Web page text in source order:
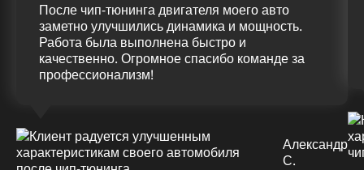
После чип-тюнинга двигателя моего авто
заметно улучшились динамика и мощность.
Работа была выполнена быстро и
качественно. Огромное спасибо команде за
профессионализм!
Александр
С.